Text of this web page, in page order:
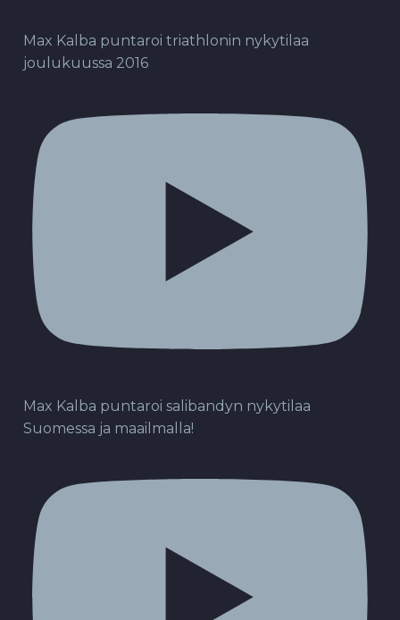
Max Kalba puntaroi triathlonin nykytilaa
joulukuussa 2016
Max Kalba puntaroi salibandyn nykytilaa
Suomessa ja maailmalla!